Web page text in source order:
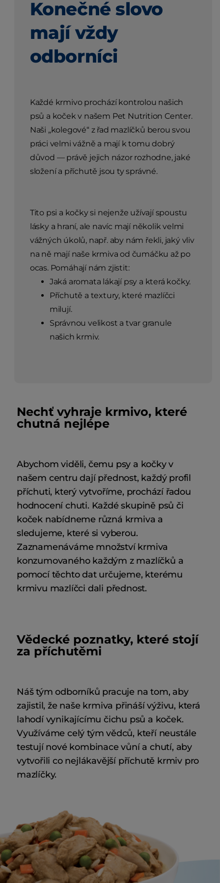
Konečné slovo
mají vždy
odborníci
Každé krmivo prochází kontrolou našich
psů a koček v našem Pet Nutrition Center.
Naši „kolegové“ z řad mazlíčků berou svou
práci velmi vážně a mají k tomu dobrý
důvod — právě jejich názor rozhodne, jaké
složení a příchutě jsou ty správné.
Tito psi a kočky si nejenže užívají spoustu
lásky a hraní, ale navíc mají několik velmi
vážných úkolů, např. aby nám řekli, jaký vliv
na ně mají naše krmiva od čumáčku až po
ocas. Pomáhají nám zjistit:
Jaká aromata lákají psy a která kočky.
Příchutě a textury, které mazlíčci
milují.
Správnou velikost a tvar granule
našich krmiv.
Nechť vyhraje krmivo, které
chutná nejlépe
Abychom viděli, čemu psy a kočky v
našem centru dají přednost, každý profil
příchuti, který vytvoříme, prochází řadou
hodnocení chuti. Každé skupině psů či
koček nabídneme různá krmiva a
sledujeme, které si vyberou.
Zaznamenáváme množství krmiva
konzumovaného každým z mazlíčků a
pomocí těchto dat určujeme, kterému
krmivu mazlíčci dali přednost.
Vědecké poznatky, které stojí
za příchutěmi
Náš tým odborníků pracuje na tom, aby
zajistil, že naše krmiva přináší výživu, která
lahodí vynikajícímu čichu psů a koček.
Využíváme celý tým vědců, kteří neustále
testují nové kombinace vůní a chutí, aby
vytvořili co nejlákavější příchutě krmiv pro
mazlíčky.